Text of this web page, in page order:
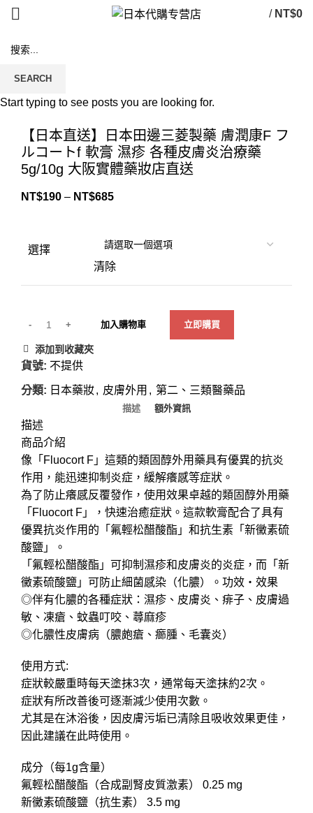
/ NT$0
【日本直送】日本田邊三菱製藥 膚潤康F フ
ルコートf 軟膏 濕疹 各種皮膚炎治療藥
5g/10g 大阪實體藥妝店直送
NT$190 – NT$685
選擇
清除
加入購物車 立即購買
添加到收藏夾
貨號: 不提供
分類: 日本藥妝, 皮膚外用 , 第二、三類醫藥品
描述 額外資訊
描述
商品介紹
像「Fluocort F」這類的類固醇外用藥具有優異的抗炎
作用，能迅速抑制炎症，緩解癢感等症狀。
為了防止癢感反覆發作，使用效果卓越的類固醇外用藥
「Fluocort F」，快速治癒症狀。這款軟膏配合了具有
優異抗炎作用的「氟輕松醋酸酯」和抗生素「新黴素硫
酸鹽」。
「氟輕松醋酸酯」可抑制濕疹和皮膚炎的炎症，而「新
黴素硫酸鹽」可防止細菌感染（化膿）。功效・效果
◎伴有化膿的各種症狀：濕疹、皮膚炎、痱子、皮膚過
敏、凍瘡、蚊蟲叮咬、蕁麻疹
◎化膿性皮膚病（膿皰瘡、癤腫、毛囊炎）
使用方式:
症狀較嚴重時每天塗抹3次，通常每天塗抹約2次。
症狀有所改善後可逐漸減少使用次數。
尤其是在沐浴後，因皮膚污垢已清除且吸收效果更佳，
因此建議在此時使用。
成分（每1g含量）
氟輕松醋酸酯（合成副腎皮質激素） 0.25 mg
新黴素硫酸鹽（抗生素） 3.5 mg
SEARCH
Start typing to see posts you are looking for.